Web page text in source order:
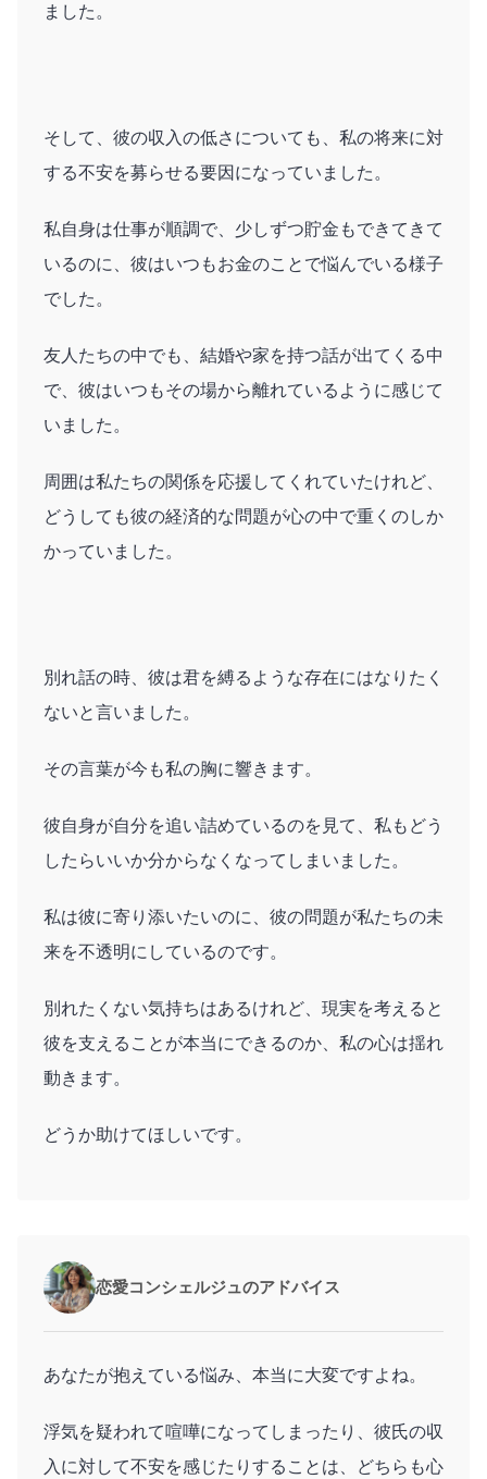
ました。
そして、彼の収入の低さについても、私の将来に対
する不安を募らせる要因になっていました。
私自身は仕事が順調で、少しずつ貯金もできてきて
いるのに、彼はいつもお金のことで悩んでいる様子
でした。
友人たちの中でも、結婚や家を持つ話が出てくる中
で、彼はいつもその場から離れているように感じて
いました。
周囲は私たちの関係を応援してくれていたけれど、
どうしても彼の経済的な問題が心の中で重くのしか
かっていました。
別れ話の時、彼は君を縛るような存在にはなりたく
ないと言いました。
その言葉が今も私の胸に響きます。
彼自身が自分を追い詰めているのを見て、私もどう
したらいいか分からなくなってしまいました。
私は彼に寄り添いたいのに、彼の問題が私たちの未
来を不透明にしているのです。
別れたくない気持ちはあるけれど、現実を考えると
彼を支えることが本当にできるのか、私の心は揺れ
動きます。
どうか助けてほしいです。
恋愛コンシェルジュのアドバイス
あなたが抱えている悩み、本当に大変ですよね。
浮気を疑われて喧嘩になってしまったり、彼氏の収
入に対して不安を感じたりすることは、どちらも心